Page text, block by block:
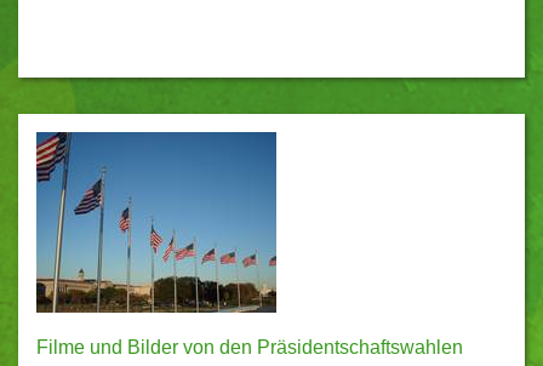
Filme und Bilder von den Präsidentschaftswahlen